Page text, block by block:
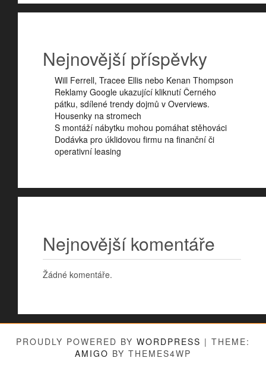
Nejnovější příspěvky
Will Ferrell, Tracee Ellis nebo Kenan Thompson
Reklamy Google ukazující kliknutí Černého
pátku, sdílené trendy dojmů v Overviews.
Housenky na stromech
S montáží nábytku mohou pomáhat stěhováci
Dodávka pro úklidovou firmu na finanční či
operativní leasing
Nejnovější komentáře
Žádné komentáře.
PROUDLY POWERED BY WORDPRESS | THEME:
AMIGO BY THEMES4WP